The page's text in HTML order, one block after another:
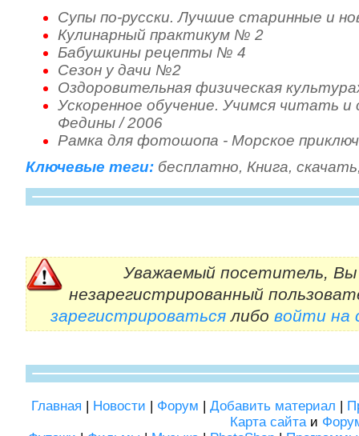
Супы по-русски. Лучшие старинные и
Кулинарный практикум № 2
Бабушкины рецепты № 4
Сезон у дачи №2
Оздоровительная физическая
Ускоренное обучение. Учимся читать
Федины / 2006
Рамка для фотошопа - Морское
Ключевые теги: бесплатно, Книга, скачать
Уважаемый посетитель, Вы
незарегистрированный
зарегистрироватьсялибо войти на
Главная | Новости | Форум | Добавить материал |
Карта сайтаи